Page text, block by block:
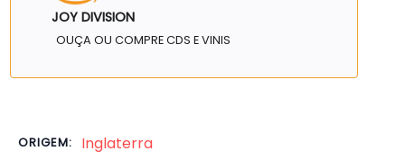
JOY DIVISION
OUÇA OU COMPRE CDS E VINIS
ORIGEM: Inglaterra